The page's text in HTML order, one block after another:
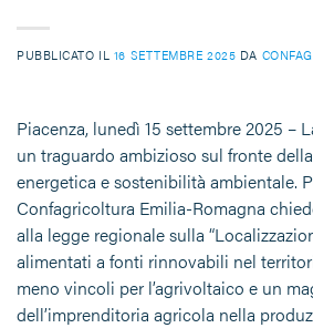
PUBBLICATO IL 16 SETTEMBRE 2025 DA
Piacenza, lunedì 15 settembre 2025 –
un traguardo ambizioso sul fronte
energetica e sostenibilità ambientale.
Confagricoltura Emilia-Romagna
alla legge regionale sulla
alimentati a fonti rinnovabili nel
meno vincoli per l’agrivoltaico e un
dell’imprenditoria agricola nella